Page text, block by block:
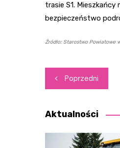
trasie S1.
bezpieczeństwo
Źródło: Starostwo Powiatowe
Nawigacja
wpisu
Poprzedni
Aktualności